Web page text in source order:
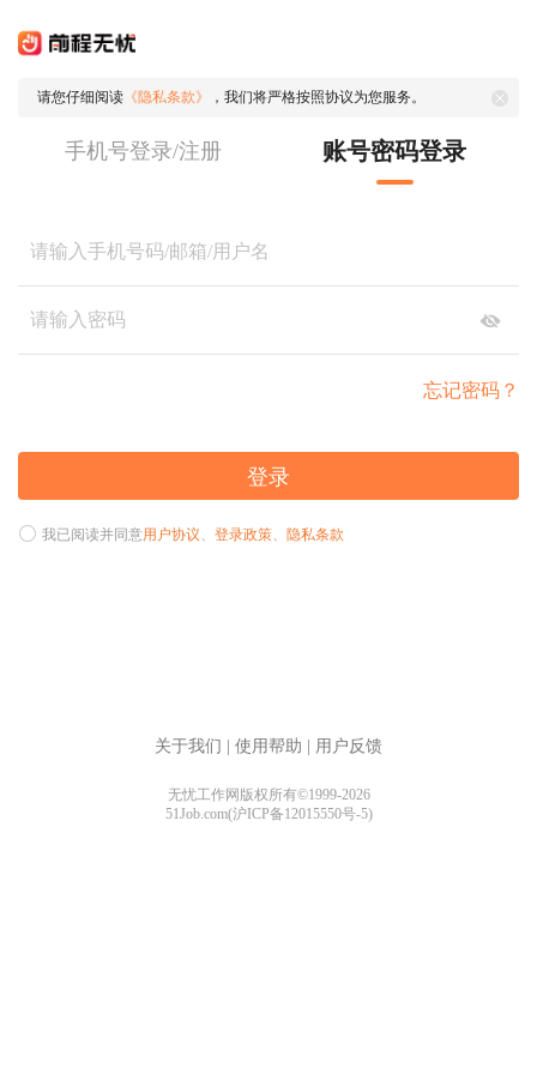
请您仔细阅读 《隐私条款》 ，我们将严格按照协议为您服务。
手机号登录/注册 账号密码登录
忘记密码？
登录
我已阅读并同意用户协议、 登录政策、 隐私条款
关于我们 使用帮助 用户反馈
无忧工作网版权所有©1999-2026
51Job.com(沪ICP备12015550号-5)